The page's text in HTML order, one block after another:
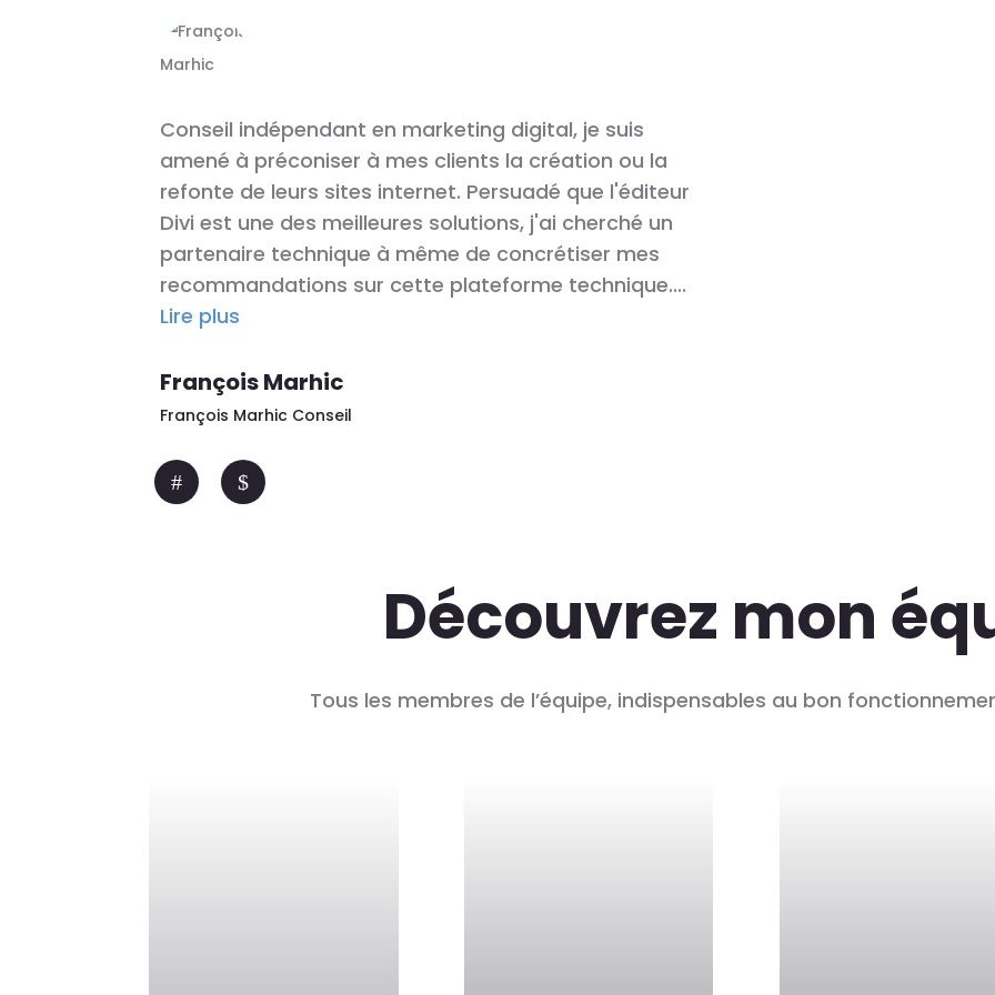
Conseil indépendant en marketing digital, je suis
amené à préconiser à mes clients la création ou la
refonte de leurs sites internet. Persuadé que l'éditeur
Divi est une des meilleures solutions, j'ai cherché un
partenaire technique à même de concrétiser mes
recommandations sur cette plateforme technique....
Lire plus
François Marhic
François Marhic Conseil
Découvrez mon
Tous les membres de l’équipe, indispensables au bon